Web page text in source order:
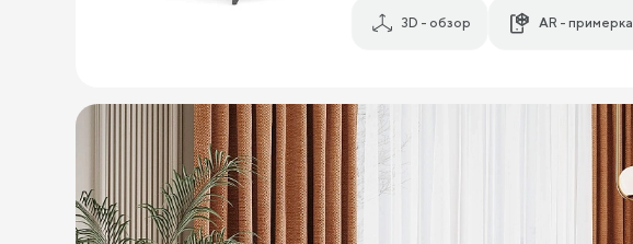
3D - обзор AR - примерка